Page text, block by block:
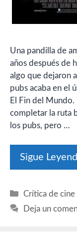
Una pandilla de
años después de
algo que dejaron
pubs acaba en el
El Fin del
completar la ruta
los pubs, pero …
Sigue
Categorías
Crítica de cine
Deja un